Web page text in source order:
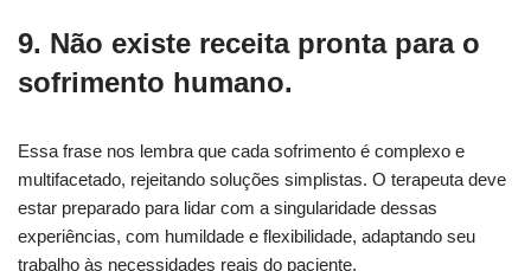
9. Não existe receita pronta para o
sofrimento humano.
Essa frase nos lembra que cada sofrimento é complexo e
multifacetado, rejeitando soluções simplistas. O terapeuta deve
estar preparado para lidar com a singularidade dessas
experiências, com humildade e flexibilidade, adaptando seu
trabalho às necessidades reais do paciente.